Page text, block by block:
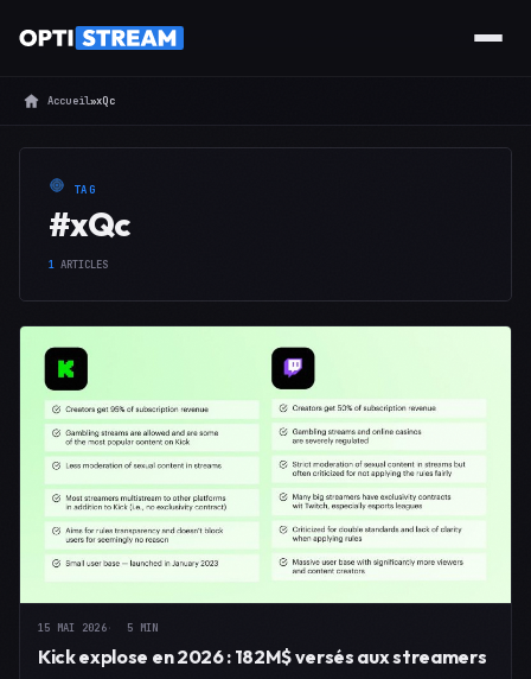
Accueil»xQc
TAG
#xQc
1 ARTICLES
15 MAI 2026 5 MIN
Kick explose en 2026 : 182M$ versés aux streamers